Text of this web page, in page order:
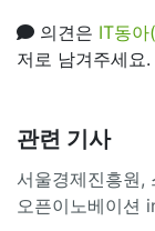
의견은 IT동
저로 남겨주세요.
관련 기사
서울경제진흥원,
오픈이노베이션